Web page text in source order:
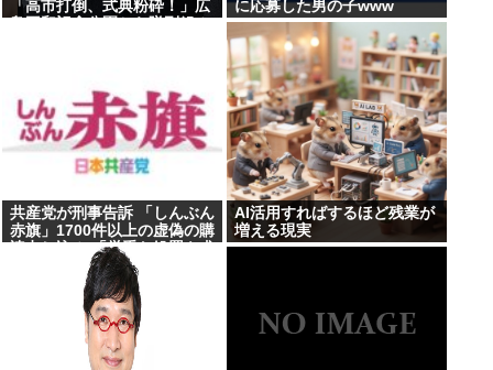
「高市打倒、式典粉砕！」広
島平和記念公園から隊列組み
に応募した男の子www
共産党が刑事告訴 「しんぶん
赤旗」1700件以上の虚偽の購
読申し込み 「厳重な処罰を求
AI活用すればするほど残業が
増える現実